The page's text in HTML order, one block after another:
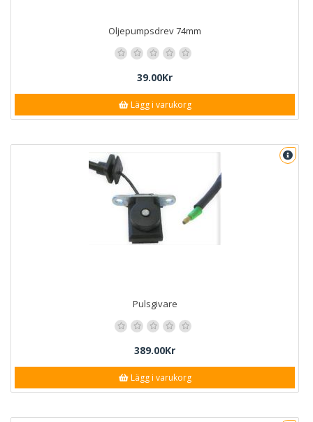
Oljepumpsdrev 74mm
39.00Kr
Lägg i varukorg
Pulsgivare
389.00Kr
Lägg i varukorg